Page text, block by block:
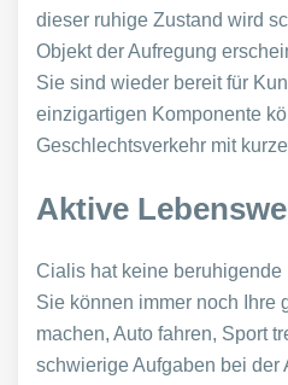
dieser ruhige Zustand wird
Objekt der Aufregung
Sie sind wieder bereit für
einzigartigen Komponente
Geschlechtsverkehr mit
Aktive
Cialis hat keine beruhigende
Sie können immer noch Ihre
machen, Auto fahren, Sport
schwierige Aufgaben bei der